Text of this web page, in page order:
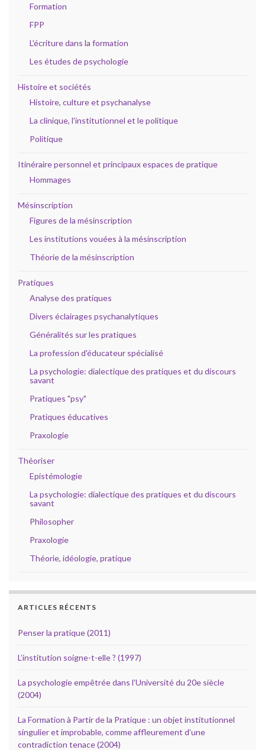
Formation
FPP
L'écriture dans la formation
Les études de psychologie
Histoire et sociétés
Histoire, culture et psychanalyse
La clinique, l'institutionnel et le politique
Politique
Itinéraire personnel et principaux espaces de pratique
Hommages
Mésinscription
Figures de la mésinscription
Les institutions vouées à la mésinscription
Théorie de la mésinscription
Pratiques
Analyse des pratiques
Divers éclairages psychanalytiques
Généralités sur les pratiques
La profession d'éducateur spécialisé
La psychologie: dialectique des pratiques et du discours
savant
Pratiques "psy"
Pratiques éducatives
Praxologie
Théoriser
Epistémologie
La psychologie: dialectique des pratiques et du discours
savant
Philosopher
Praxologie
Théorie, idéologie, pratique
ARTICLES RÉCENTS
Penser la pratique (2011)
L’institution soigne-t-elle ? (1997)
La psychologie empêtrée dans l’Université du 20e siècle
(2004)
La Formation à Partir de la Pratique : un objet institutionnel
singulier et improbable, comme affleurement d’une
contradiction tenace (2004)